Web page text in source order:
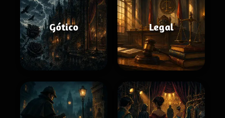
Gótico Legal